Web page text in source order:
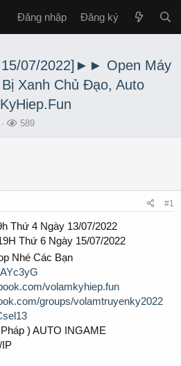
Đăng nhập Đăng ký
15/07/2022]►► Open Máy
Xanh Chủ Đạo, Auto
L
589
#1
Thứ 4 Ngày 13/07/2022
Thứ 6 Ngày 15/07/2022
Nhé Các Bạn
volamkyhiep.fun
groups/volamtruyenky2022
) AUTO INGAME
IP